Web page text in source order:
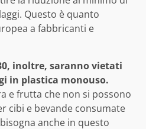
Questo è quanto
a fabbricanti e
inoltre, saranno vietati
in plastica monouso.
e frutta che non si possono
cibi e bevande consumate
anche in questo